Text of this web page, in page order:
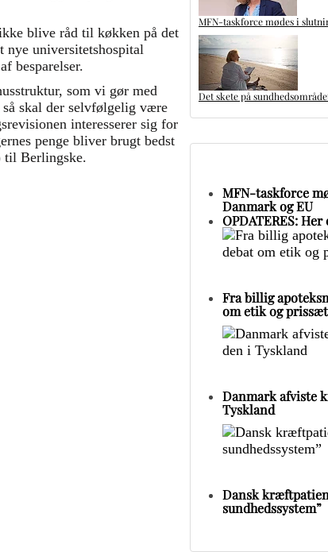
blive råd til køkken på det
nye universitetshospital
besparelser.
som vi gør med
skal der selvfølgelig være
interesserer sig for
penge bliver brugt bedst
til Berlingske.
MFN-taskforce mødes i
Det skete på
MFN-taskforce
Danmark og EU
OPDATERES:
Fra billig
om etik og
Danmark afviste
Tyskland
Dansk
sundhedssystem”